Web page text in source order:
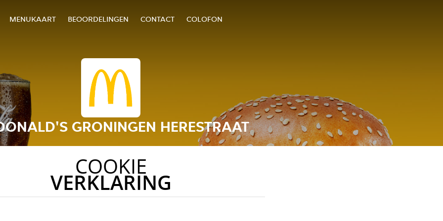
MENUKAART BEOORDELINGEN CONTACT COLOFON
GRONINGEN HERESTRAAT
COOKIE
VERKLARING